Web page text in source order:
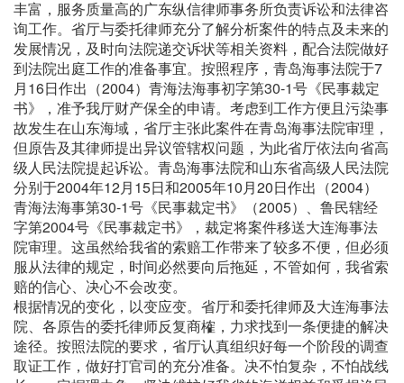
丰富，服务质量高的广东纵信律师事务所负责诉讼和法律咨
询工作。省厅与委托律师充分了解分析案件的特点及未来的
发展情况，及时向法院递交诉状等相关资料，配合法院做好
到法院出庭工作的准备事宜。按照程序，青岛海事法院于7
月16日作出（2004）青海法海事初字第30-1号《民事裁定
书》，准予我厅财产保全的申请。考虑到工作方便且污染事
故发生在山东海域，省厅主张此案件在青岛海事法院审理，
但原告及其律师提出异议管辖权问题，为此省厅依法向省高
级人民法院提起诉讼。青岛海事法院和山东省高级人民法院
分别于2004年12月15日和2005年10月20日作出（2004）
青海法海事第30-1号《民事裁定书》（2005）、鲁民辖经
字第2004号《民事裁定书》，裁定将案件移送大连海事法
院审理。这虽然给我省的索赔工作带来了较多不便，但必须
服从法律的规定，时间必然要向后拖延，不管如何，我省索
赔的信心、决心不会改变。
根据情况的变化，以变应变。省厅和委托律师及大连海事法
院、各原告的委托律师反复商榷，力求找到一条便捷的解决
途径。按照法院的要求，省厅认真组织好每一个阶段的调查
取证工作，做好打官司的充分准备。决不怕复杂，不怕战线